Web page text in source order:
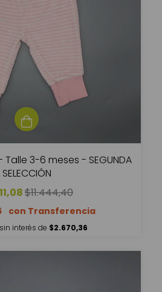
3-6 meses - SEGUNDA
SELECCIÓN
$11.444,40
interés de $2.670,36